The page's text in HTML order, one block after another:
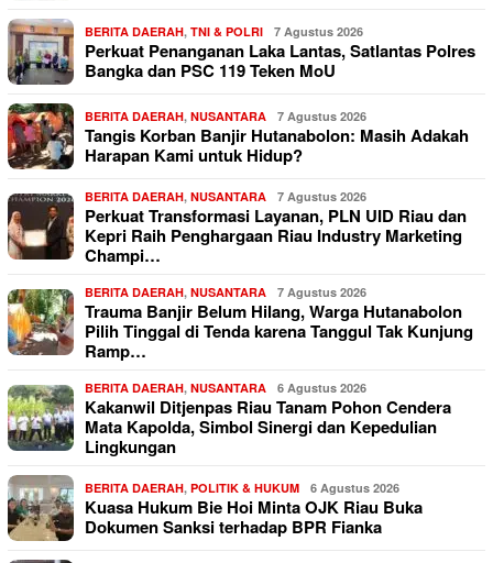
BERITA DAERAH, TNI & POLRI 7 Agustus 2026
Perkuat Penanganan Laka Lantas, Satlantas Polres
Bangka dan PSC 119 Teken MoU
BERITA DAERAH, NUSANTARA 7 Agustus 2026
Tangis Korban Banjir Hutanabolon: Masih Adakah
Harapan Kami untuk Hidup?
BERITA DAERAH, NUSANTARA 7 Agustus 2026
Perkuat Transformasi Layanan, PLN UID Riau dan
Kepri Raih Penghargaan Riau Industry Marketing
Champi…
BERITA DAERAH, NUSANTARA 7 Agustus 2026
Trauma Banjir Belum Hilang, Warga Hutanabolon
Pilih Tinggal di Tenda karena Tanggul Tak Kunjung
Ramp…
BERITA DAERAH, NUSANTARA 6 Agustus 2026
Kakanwil Ditjenpas Riau Tanam Pohon Cendera
Mata Kapolda, Simbol Sinergi dan Kepedulian
Lingkungan
BERITA DAERAH, POLITIK & HUKUM 6 Agustus 2026
Kuasa Hukum Bie Hoi Minta OJK Riau Buka
Dokumen Sanksi terhadap BPR Fianka